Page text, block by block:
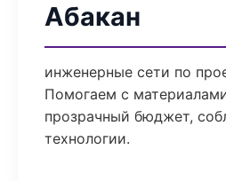
Абакан
инженерные сети по
Помогаем с
прозрачный бюджет,
технологии.